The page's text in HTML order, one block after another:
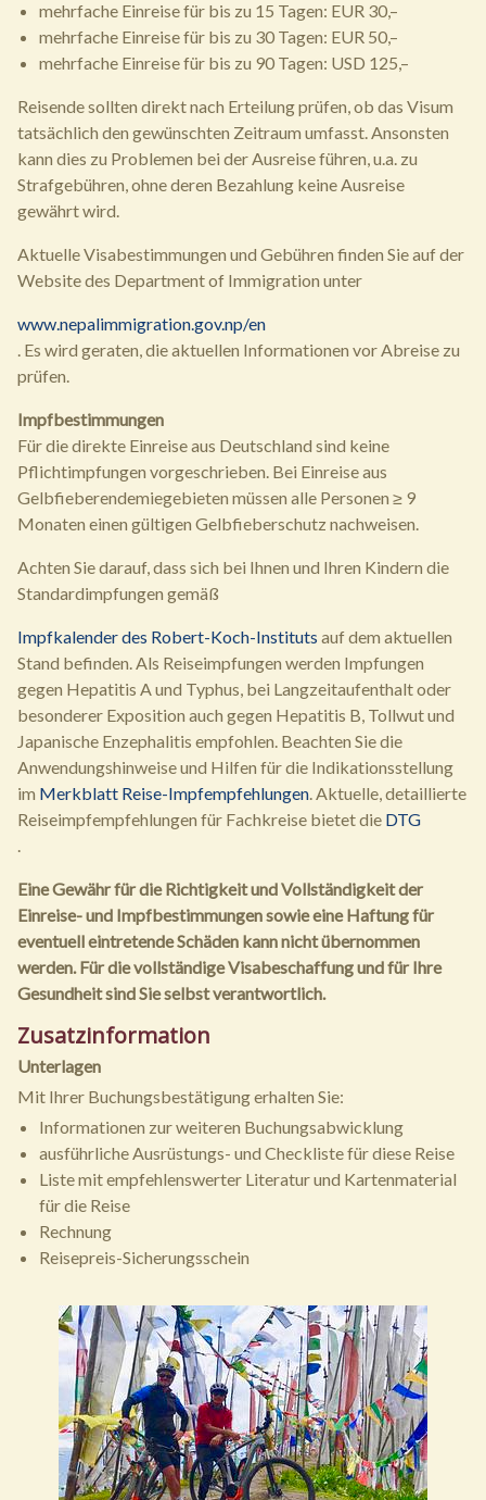
mehrfache Einreise für bis zu 15 Tagen: EUR 30,–
mehrfache Einreise für bis zu 30 Tagen: EUR 50,–
mehrfache Einreise für bis zu 90 Tagen: USD 125,–
Reisende sollten direkt nach Erteilung prüfen, ob das Visum
tatsächlich den gewünschten Zeitraum umfasst. Ansonsten
kann dies zu Problemen bei der Ausreise führen, u.a. zu
Strafgebühren, ohne deren Bezahlung keine Ausreise
gewährt wird.
Aktuelle Visabestimmungen und Gebühren finden Sie auf der
Website des Department of Immigration unter
www.nepalimmigration.gov.np/en
. Es wird geraten, die aktuellen Informationen vor Abreise zu
prüfen.
Impfbestimmungen
Für die direkte Einreise aus Deutschland sind keine
Pflichtimpfungen vorgeschrieben. Bei Einreise aus
Gelbfieberendemiegebieten müssen alle Personen ≥ 9
Monaten einen gültigen Gelbfieberschutz nachweisen.
Achten Sie darauf, dass sich bei Ihnen und Ihren Kindern die
Standardimpfungen gemäß
Impfkalender des Robert-Koch-Instituts auf dem aktuellen
Stand befinden. Als Reiseimpfungen werden Impfungen
gegen Hepatitis A und Typhus, bei Langzeitaufenthalt oder
besonderer Exposition auch gegen Hepatitis B, Tollwut und
Japanische Enzephalitis empfohlen. Beachten Sie die
Anwendungshinweise und Hilfen für die Indikationsstellung
im Merkblatt Reise-Impfempfehlungen. Aktuelle, detaillierte
Reiseimpfempfehlungen für Fachkreise bietet die DTG
.
Eine Gewähr für die Richtigkeit und Vollständigkeit der
Einreise- und Impfbestimmungen sowie eine Haftung für
eventuell eintretende Schäden kann nicht übernommen
werden. Für die vollständige Visabeschaffung und für Ihre
Gesundheit sind Sie selbst verantwortlich.
Zusatzinformation
Unterlagen
Mit Ihrer Buchungsbestätigung erhalten Sie:
Informationen zur weiteren Buchungsabwicklung
ausführliche Ausrüstungs- und Checkliste für diese Reise
Liste mit empfehlenswerter Literatur und Kartenmaterial
für die Reise
Rechnung
Reisepreis-Sicherungsschein